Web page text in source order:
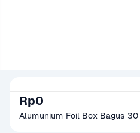
Rp0
Alumunium Foil Box Bagus